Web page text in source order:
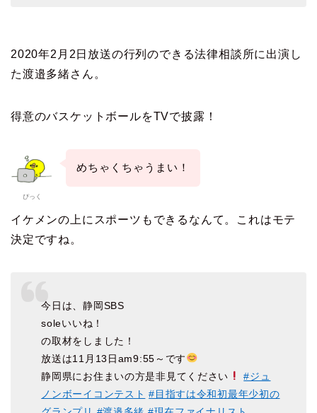
2020年2月2日放送の行列のできる法律相談所に出演し
た渡邉多緒さん。
得意のバスケットボールをTVで披露！
ぴっく
めちゃくちゃうまい！
イケメンの上にスポーツもできるなんて。これはモテ
決定ですね。
今日は、静岡SBS
soleいいね！
の取材をしました！
放送は11月13日am9:55～です
静岡県にお住まいの方是非見てください
#ジュ
ノンボーイコンテスト #目指すは令和初最年少初の